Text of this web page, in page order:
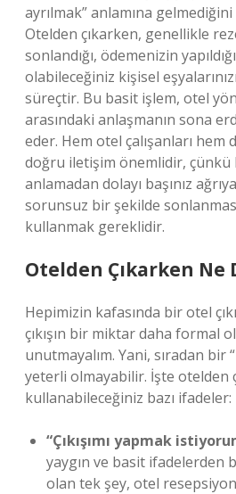
ayrılmak” anlamına
Otelden çıkarken, genellikle
sonlandığı, ödemenizin
olabileceğiniz kişisel
süreçtir. Bu basit işlem, otel
arasındaki anlaşmanın sona
eder. Hem otel çalışanları hem
doğru iletişim önemlidir, çünkü
anlamadan dolayı başınız
sorunsuz bir şekilde
kullanmak gereklidir.
Otelden Çıkarken Ne
Hepimizin kafasında bir otel
çıkışın bir miktar daha formal
unutmayalım. Yani, sıradan bir
yeterli olmayabilir. İşte otelden
kullanabileceğiniz bazı ifadeler:
“Çıkışımı yapmak
yaygın ve basit ifadelerden
olan tek şey, otel